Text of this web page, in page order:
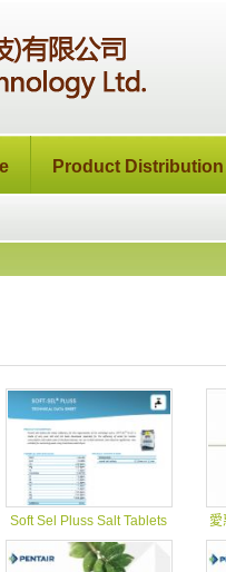
Product Distribution
Soft Sel Pluss Salt Tablets